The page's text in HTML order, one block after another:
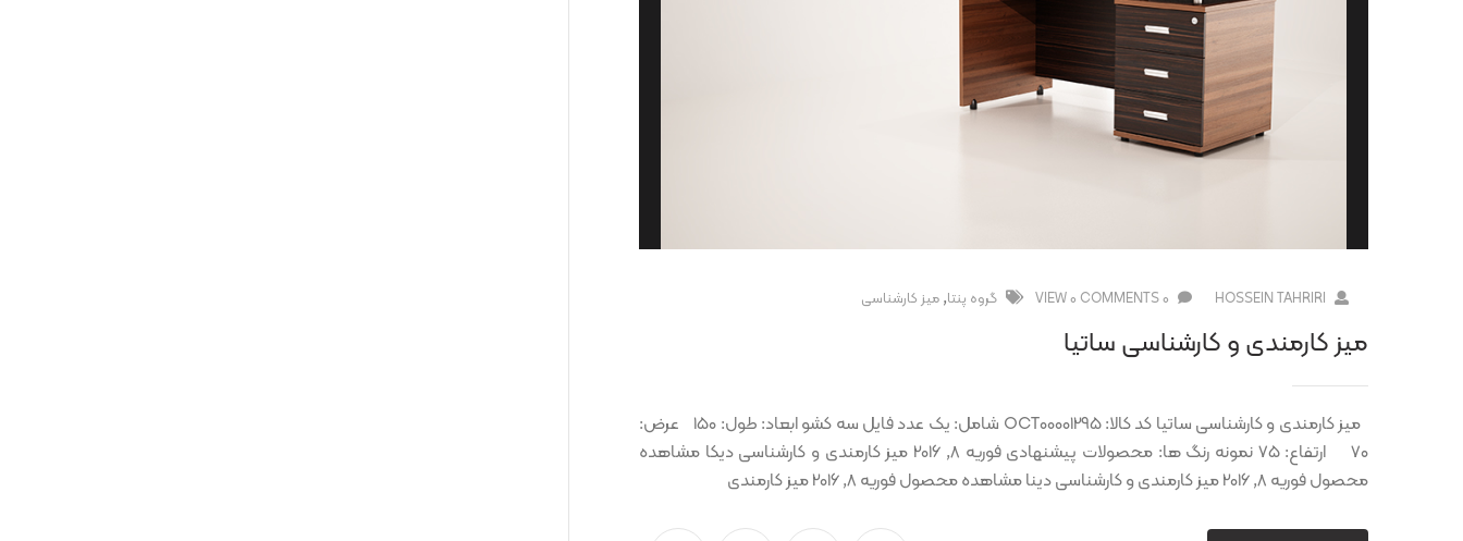
HOSSEIN TAHRIRI
0 COMMENTS
0 VIEW گروه پنتا, ميز کارشناسی
میز کارمندی و کارشناسی ساتیا
میز کارمندی و کارشناسی ساتیا کد کالا: OCT00001295 شامل: یک عدد فایل سه کشو ابعاد: طول: ۱۵۰ عرض:
۷۰ ارتفاع: ۷۵ نمونه رنگ ها: محصولات پیشنهادی فوریه 8, 2016 میز کارمندی و کارشناسی دیکا مشاهده
محصول فوریه 8, 2016 میز کارمندی و کارشناسی دینا مشاهده محصول فوریه 8, 2016 میز کارمندی